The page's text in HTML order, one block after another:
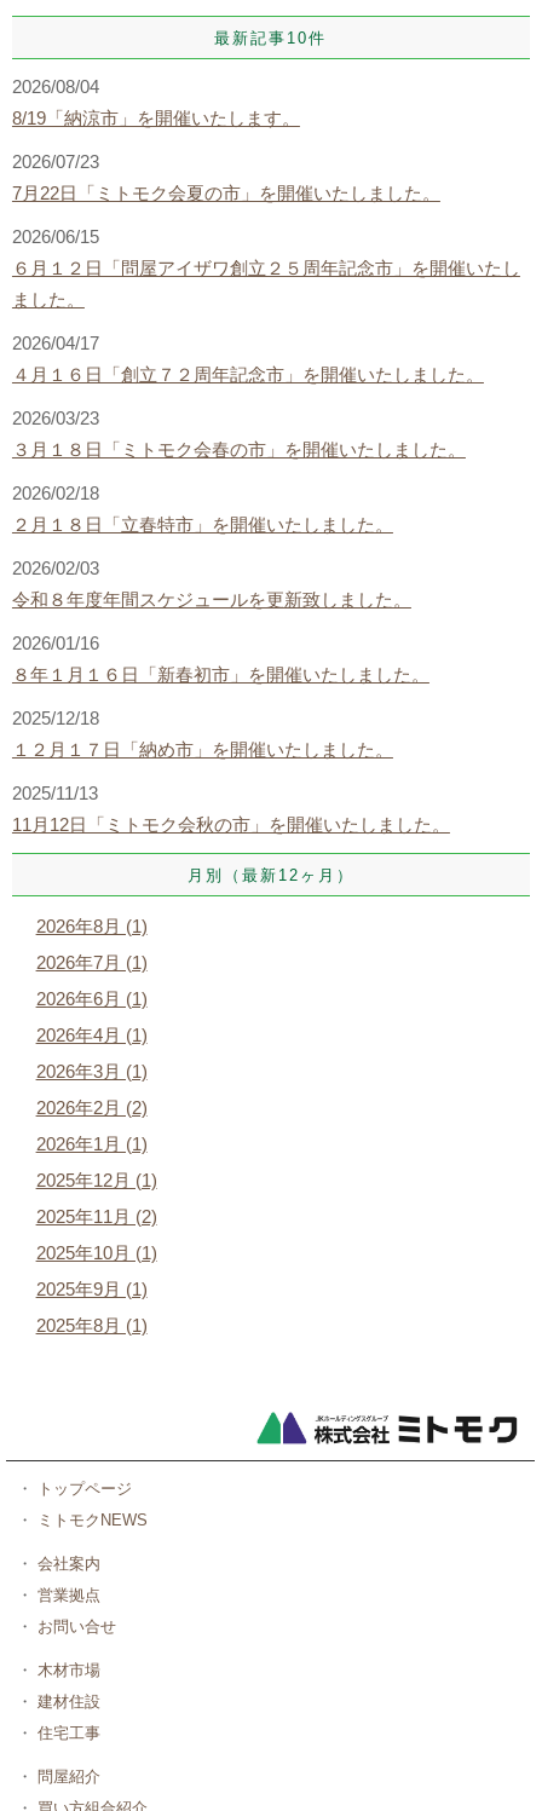
最新記事10件
2026/08/04
8/19「納涼市」を開催いたします。
2026/07/23
7月22日「ミトモク会夏の市」を開催いたしました。
2026/06/15
６月１２日「問屋アイザワ創立２５周年記念市」を開催いたし
ました。
2026/04/17
４月１６日「創立７２周年記念市」を開催いたしました。
2026/03/23
３月１８日「ミトモク会春の市」を開催いたしました。
2026/02/18
２月１８日「立春特市」を開催いたしました。
2026/02/03
令和８年度年間スケジュールを更新致しました。
2026/01/16
８年１月１６日「新春初市」を開催いたしました。
2025/12/18
１２月１７日「納め市」を開催いたしました。
2025/11/13
11月12日「ミトモク会秋の市」を開催いたしました。
月別（最新12ヶ月）
2026年8月 (1)
2026年7月 (1)
2026年6月 (1)
2026年4月 (1)
2026年3月 (1)
2026年2月 (2)
2026年1月 (1)
2025年12月 (1)
2025年11月 (2)
2025年10月 (1)
2025年9月 (1)
2025年8月 (1)
・
トップページ
・
ミトモクNEWS
・ 会社案内
・ 営業拠点
・
お問い合せ
・ 木材市場
・ 建材住設
・ 住宅工事
・
問屋紹介